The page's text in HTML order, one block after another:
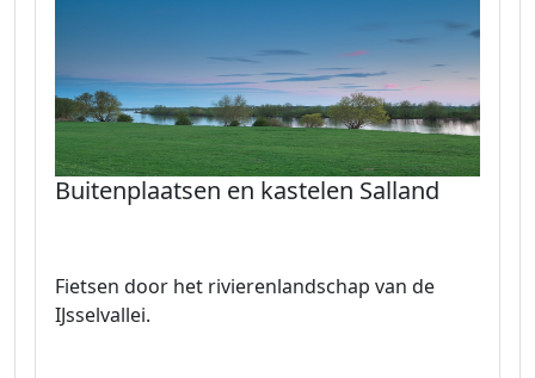
Buitenplaatsen en kastelen Salland
Fietsen door het rivierenlandschap van de
IJsselvallei.